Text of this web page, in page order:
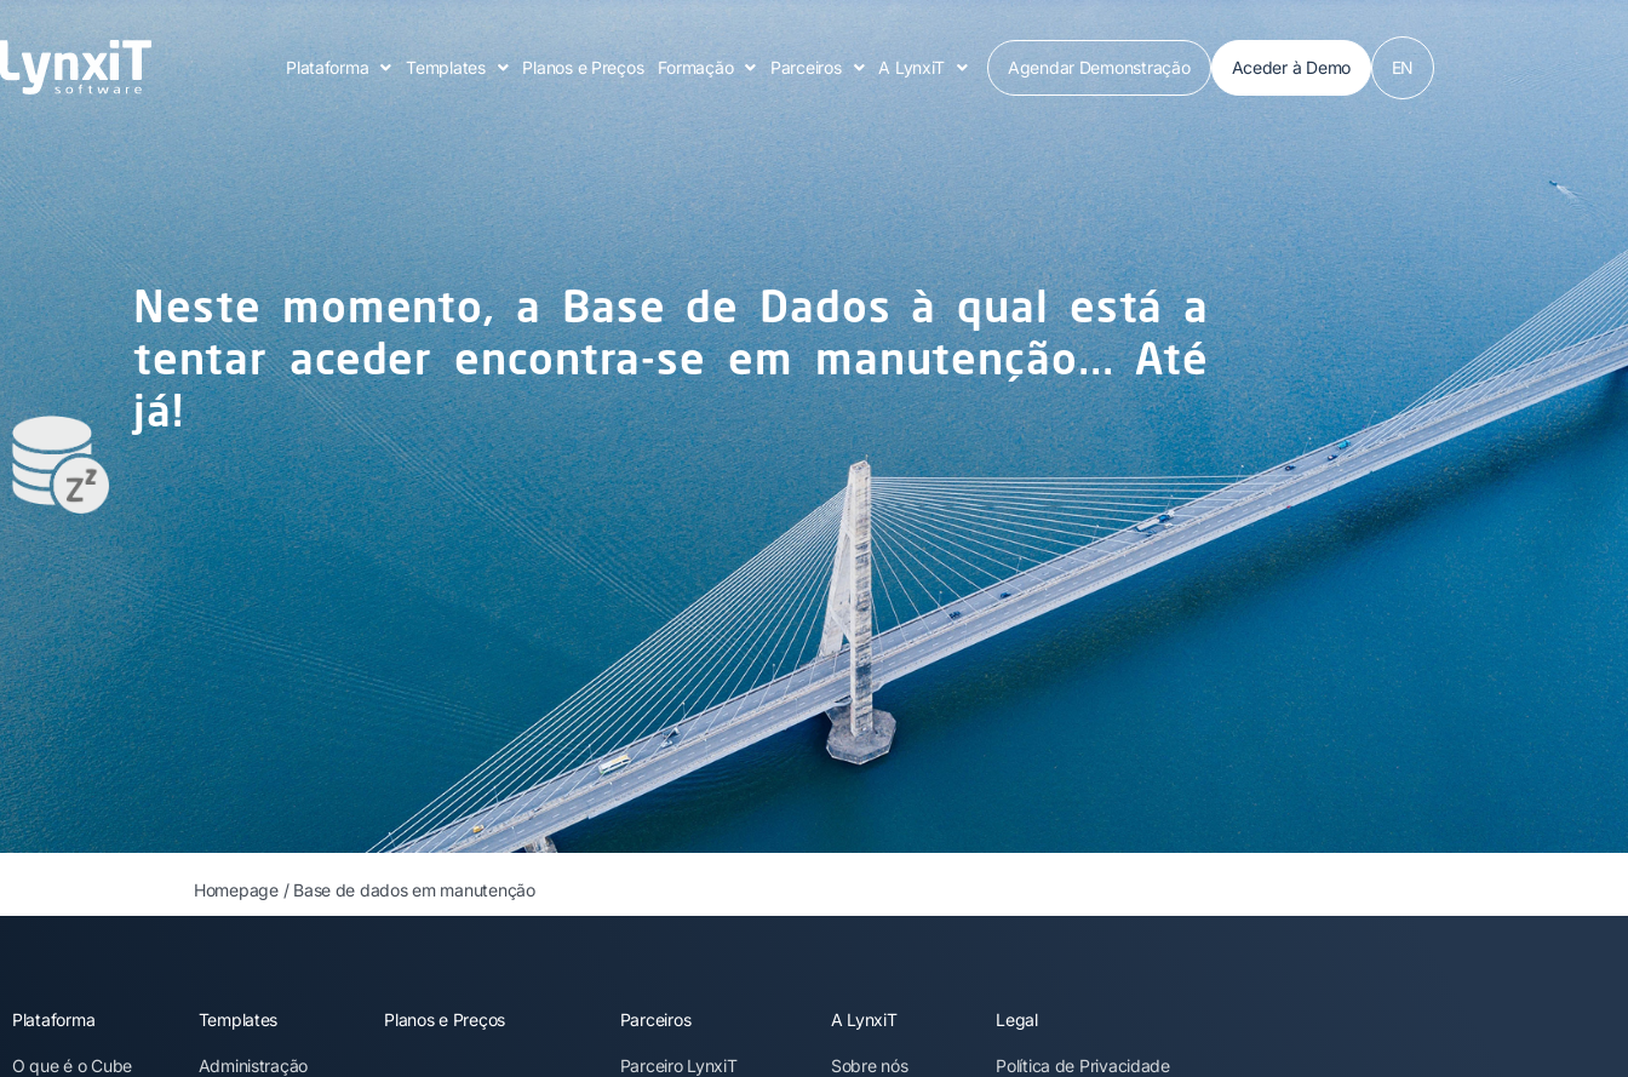
Plataforma Templates Planos e Preços Formação Parceiros A LynxiT Agendar Demonstração Aceder à Demo EN
Neste momento, a Base de Dados à qual está a
tentar aceder encontra-se em manutenção... Até
já!
Homepage/ Base de dados em manutenção
Plataforma
O que é o Cube
Templates
Administração
Planos e Preços Parceiros
Parceiro LynxiT
A LynxiT
Sobre nós
Legal
Política de Privacidade